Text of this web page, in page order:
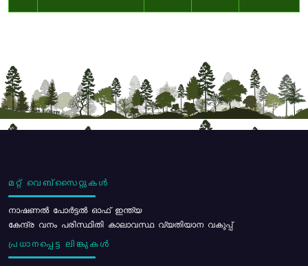
മറ്റ് വെബ്സൈറ്റുകൾ
നാഷണൽ പോർട്ടൽ ഓഫ് ഇന്ത്യ
കേന്ദ്ര വനം പരിസ്ഥിതി കാലാവസ്ഥ വ്യതിയാന വകുപ്പ്
പ്രധാനപ്പെട്ട ലിങ്കുകൾ